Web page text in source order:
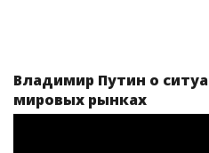
Владимир Путин о
мировых рынках